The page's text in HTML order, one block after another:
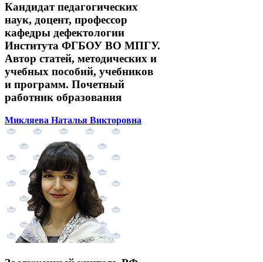
Кандидат педагогических
наук, доцент, профессор
кафедры дефектологии
Института ФГБОУ ВО МПГУ.
Автор статей, методических и
учебных пособий, учебников
и программ. Почетный
работник образования
Микляева Наталья Викторовна